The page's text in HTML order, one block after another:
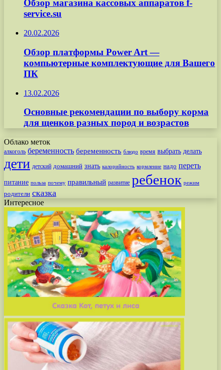
Обзор магазина кассовых аппаратов f-
service.su
20.02.2026
Обзор платформы Power Art —
компьютерные комплектующие для Вашего
ПК
13.02.2026
Основные рекомендации по выбору корма
для щенков разных пород и возрастов
Облако меток
алкоголь беременность беременность блюдо время выбрать делать
дети детский домашний знать калорийность кормление надо переть
питание польза почему правильный развитие ребенок режим
родители сказка
Интересное